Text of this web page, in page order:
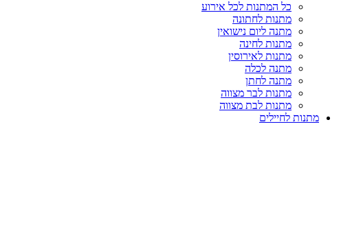
כל המתנות לכל אירוע
מתנות לחתונה
מתנה ליום נישואין
מתנות לחינה
מתנות לאירוסין
מתנה לכלה
מתנה לחתן
מתנות לבר מצווה
מתנות לבת מצווה
מתנות לחיילים